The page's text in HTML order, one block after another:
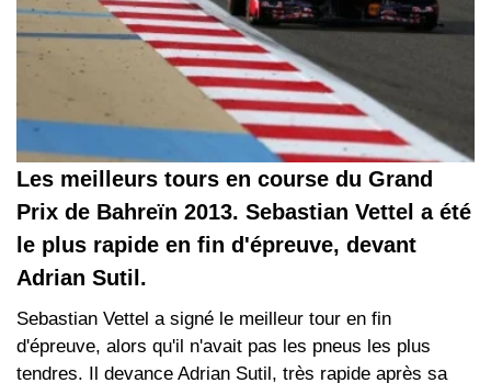
Les meilleurs tours en course du Grand
Prix de Bahreïn 2013. Sebastian Vettel a été
le plus rapide en fin d'épreuve, devant
Adrian Sutil.
Sebastian Vettel a signé le meilleur tour en fin
d'épreuve, alors qu'il n'avait pas les pneus les plus
tendres. Il devance Adrian Sutil, très rapide après sa